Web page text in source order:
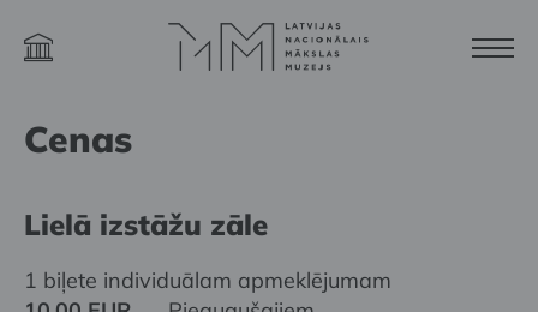
Cenas
Lielā izstāžu zāle
1 biļete individuālam apmeklējumam